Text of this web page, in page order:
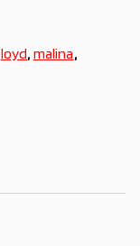
loyd, malina,